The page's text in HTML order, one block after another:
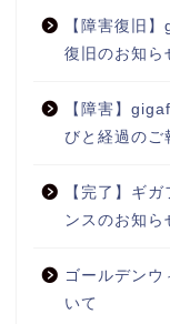
【障害復旧
復旧のお知ら
【障害】
びと経過のご
【完了】ギ
ンスのお知ら
ゴールデンウ
いて